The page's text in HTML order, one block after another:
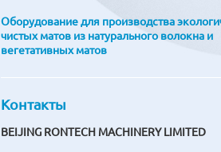
управления сетями и оптимизации
местными поставщиками сырья и
расположение в городе Чжочжоу в
Комплексное обслуживание клиента
обучение персонала. Система
Оборудование для производства
чистых матов из натурального волокна и
вегетативных матов
Контакты
BEIJING RONTECH MACHINERY LIMITED